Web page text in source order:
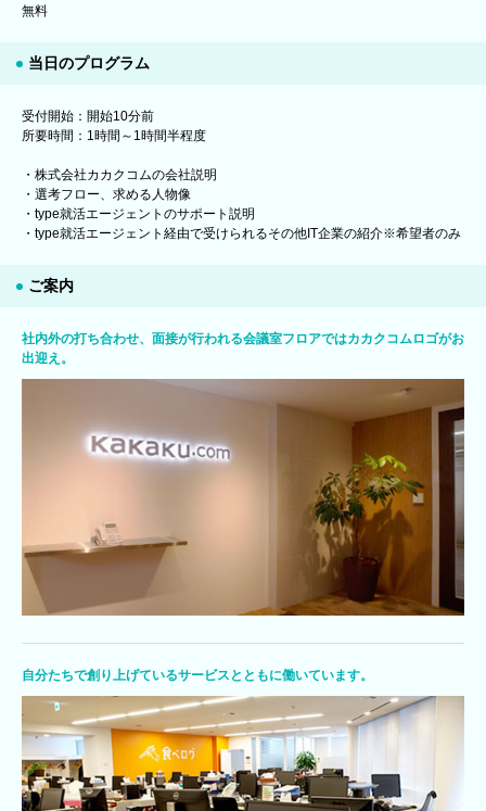
無料
当日のプログラム
受付開始：開始10分前
所要時間：1時間～1時間半程度
・株式会社カカクコムの会社説明
・選考フロー、求める人物像
・type就活エージェントのサポート説明
・type就活エージェント経由で受けられるその他IT企業の紹介※希望者のみ
ご案内
社内外の打ち合わせ、面接が行われる会議室フロアではカカクコムロゴがお
出迎え。
自分たちで創り上げているサービスとともに働いています。